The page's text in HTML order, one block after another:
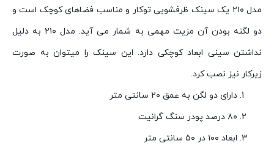
مدل ۲۱۰ یک سینک ظرفشویی توکار و مناسب فضاهای کوچک است و
دو لگنه بودن آن مزیت مهمی به شمار می آید. مدل ۲۱۰ به دلیل
نداشتن سینی ابعاد کوچکی دارد. این سینک را میتوان به صورت
زیرکار نیز نصب کرد.
دارای دو لگن به عمق ۲۰ سانتی متر
۸۰ درصد پودر سنگ گرانیت
ابعاد ۱۰۰ در ۵۰ سانتی متر